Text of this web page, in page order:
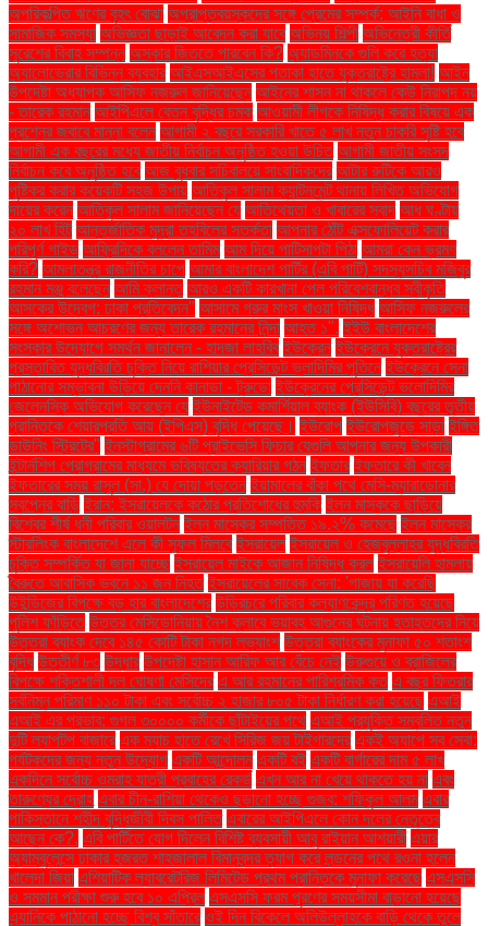
অপরিকল্পিত ঋণের বৃহৎ বোঝা অপ্রাপ্তবয়স্কদের সঙ্গে প্রেমের সম্পর্ক: আইনি বাধা ও
সামাজিক সমস্যা অভিজ্ঞতা ছাড়াই আবেদন করা যাবে অভিনয় শিল্পী অভিনেত্রী কীর্তি
সুরেশের বিবাহ সম্পন্ন অস্কার জিততে পারবেন কি? অ্যাডমিনকে গুলি করে হত্যা
অ্যালোভেরার বিভিন্ন ব্যবহার আইএসআইএসের পতাকা হাতে যুক্তরাষ্ট্রে হামলা! আইন
উপদেষ্টা অধ্যাপক আসিফ নজরুল জানিয়েছেন আইনের শাসন না থাকলে কেউ নিরাপদ নয়
- তারেক রহমান আইপিএলে বেতন বৃদ্ধির চমক আওয়ামী লীগকে নিষিদ্ধ করার বিষয়ে এক
প্রশ্নের জবাবে মান্না বলেন আগামী ২ বছরে সরকারি খাতে ৫ লাখ নতুন চাকরি সৃষ্টি হবে
আগামী এক বছরের মধ্যে জাতীয় নির্বাচন অনুষ্ঠিত হওয়া উচিত আগামী জাতীয় সংসদ
নির্বাচন কবে অনুষ্ঠিত হবে আজ বুধবার সচিবালয়ে সাংবাদিকদের আটার রুটিকে আরও
পুষ্টিকর করার কয়েকটি সহজ উপায় আতিকুল সালাম ক্যান্টনমেন্ট থানায় লিখিত অভিযোগ
দায়ের করেন আতিকুল সালাম জানিয়েছেন যে আতিথেয়তা ও খাবারের স্বাদ আধ ঘণ্টায়
২০ লাখ হিট আন্তর্জাতিক মুদ্রা তহবিলের সতর্কতা আপনার ঠোঁট এক্সফোলিয়েট করার
পরিপূর্ণ গাইড আফ্রিদিকে বললেন তামিম আম দিয়ে পাটিসাপটা পিঠা আমরা কেন ভ্রমণ
করি? আমলাতন্ত্র রাজনীতির চাপে আমার বাংলাদেশ পার্টির (এবি পার্টি) সদস্যসচিব মজিবুর
রহমান মঞ্জু বলেছেন আমি ক্লান্ত আরও একটি কারখানা পেল পরিবেশবান্ধব স্বীকৃতি
আসকের উদ্বেগ: ঢাকা প্রতিবেদন" আসামে গরুর মাংস খাওয়া নিষিদ্ধ আসিফ নজরুলের
সঙ্গে অশোভন আচরণের জন্য তারেক রহমানের নিন্দা আহত ১". ইইউ বাংলাদেশের
সংস্কার উদ্যোগে সমর্থন জানালেন - হাদজা লাহবিব ইউক্রেন ইউক্রেনে যুক্তরাষ্ট্রের
প্রস্তাবিত যুদ্ধবিরতি চুক্তি নিয়ে রাশিয়ার প্রেসিডেন্ট ভ্লাদিমির পুতিনে ইউক্রেনে সেনা
পাঠানোর সম্ভাবনা উড়িয়ে দেননি কানাডা - ট্রুডো ইউক্রেনের প্রেসিডেন্ট ভলোদিমির
জেলেনস্কি অভিযোগ করেছেন যে ইউনাইটেড কমার্শিয়াল ব্যাংক (ইউসিবি) বছরের তৃতীয়
প্রান্তিকে শেয়ারপ্রতি আয় (ইপিএস) বৃদ্ধি পেয়েছে। ইউরোপ ইউরোপজুড়ে সাড়া ইঙ্গিত
ডাউনিং স্ট্রিটের" ইনস্টাগ্রামের ৬টি প্রাইভেসি ফিচার যেগুলি আপনার জন্য উপকারী
ইন্টার্নশিপ প্রোগ্রামের মাধ্যমে ভবিষ্যতের ক্যারিয়ার গঠন ইফতার ইফতারে কী খাবেন
ইফতারের সময় রাসুল (সা.) যে দোয়া পড়তেন ইয়ামালের বাঁকা পথে মেসি-ম্যারাডোনার
স্বপ্নের বাড়ি ইরান: ইসরায়েলকে কঠোর প্রতিশোধের হুমকি ইলন মাস্ককে ছাড়িয়ে
বিশ্বের শীর্ষ ধনী পরিবার ওয়ালটন ইলন মাস্কের সম্পত্তি ১৯.২% কমেছে ইলন মাস্কের
স্টারলিংক বাংলাদেশে এলে কী সুফল মিলবে ইসরায়েল ইসরায়েল ও হেজবুল্লাহর যুদ্ধবিরতি
চুক্তি সম্পর্কিত যা জানা যাচ্ছে ইসরায়েল মাইকে আজান নিষিদ্ধ করল ইসরায়েলি হামলায়
বৈরুতে আবাসিক ভবনে ১১ জন নিহত ইসরায়েলের সাবেক সেনা: 'গাজায় যা করেছি
উইন্ডিজের বিপক্ষে বড় হার বাংলাদেশের উড়িরচরে পরিবার কল্যাণকেন্দ্র পরিণত হয়েছে
পুলিশ ফাঁড়িতে উত্তর মেসিডোনিয়ায় নৈশ ক্লাবে ভয়াবহ আগুনের ঘটনায় হতাহতদের নিয়ে
উত্তরা ব্যাংক দেবে ১৪৫ কোটি টাকা নগদ লভ্যাংশ উত্তরা ব্যাংকের মুনাফা ৫০ শতাংশ
বৃদ্ধি উত্তীর্ণ ৮৩ উদ্ধার উপদেষ্টা হাসান আরিফ আর বেঁচে নেই উরুগুয়ে ও ব্রাজিলের
বিপক্ষে শক্তিশালী দল ঘোষণা মেসিদের এ আর রহমানের পারিশ্রমিক কত এ বছর ফিতরার
সর্বনিম্ন পরিমাণ ১১০ টাকা এবং সর্বোচ্চ ২ হাজার ৮০৫ টাকা নির্ধারণ করা হয়েছে এআই
এআই এর প্রভাব: গুগল ৩০০০০ কর্মীকে ছাঁটাইয়ের পথে এআই প্রযুক্তি সম্বলিত নতুন
দুটি ল্যাপটপ বাজারে এক ম্যাচ হাতে রেখে সিরিজ জয় টাইগারদের একই অ্যাপে সব সেবা:
পর্যটকদের জন্য নতুন উদ্যোগ একটি আন্দোলন একটি বই একটি বার্গারের দাম ৫ লাখ
একদিনে সর্বোচ্চ ওমরাহ যাত্রী প্রবাহের রেকর্ড এখন আর না খেয়ে থাকতে হয় না এবং
তারুণ্যের দ্রোহ এবার চীন-রাশিয়া থেকেও ছড়ানো হচ্ছে গুজব: শফিকুল আলম এবার
পাকিস্তানে শহীদ বুদ্ধিজীবী দিবস পালিত এবারের আইপিএলে কোন দলের নেতৃত্বে
আছেন কে?. এবি পার্টিতে যোগ দিলেন বিশিষ্ট ব্যবসায়ী আবু রাইয়ান আশয়ারী এয়ার
অ্যাম্বুলেন্সে ঢাকার হজরত শাহজালাল বিমানবন্দর ত্যাগ করে লন্ডনের পথে রওনা হলেন
খালেদা জিয়া এশিয়াটিক ল্যাবরেটরিজ লিমিটেড প্রথম প্রান্তিকে মুনাফা করেছে এসএসসি
ও সমমান পরীক্ষা শুরু হবে ১০ এপ্রিল এসএসসি ফরম পূরণের সময়সীমা বাড়ানো হয়েছে
এ্যানিকে পাঠানো হচ্ছে বিশ্ব সাঁতারে ওই দিন বিকেলে অলিউল্লাহকে বাড়ি থেকে তুলে